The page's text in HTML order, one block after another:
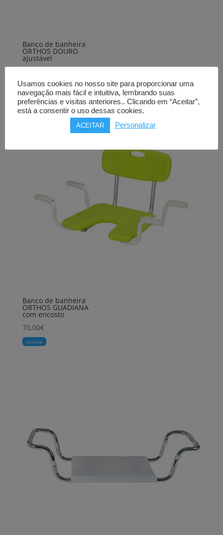
Banco de banheira
ORTHOS DOURO
ajustável
Comprar
Banco de banheira
ORTHOS GUADIANA
com encosto
70,00€
Comprar
Usamos cookies no nosso site para proporcionar uma
navegação mais fácil e intuitiva, lembrando suas
preferências e visitas anteriores.. Clicando em “Aceitar”,
está a consentir o uso dessas cookies.
ACEITAR Personalizar